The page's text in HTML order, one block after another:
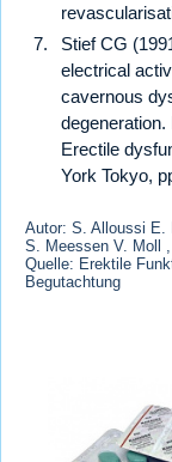
Stief CG
electrical
cavernous
Erectile
York Tokyo,
Autor: S. Alloussi E.
S. Meessen V. Moll
Quelle: Erektile
Begutachtung